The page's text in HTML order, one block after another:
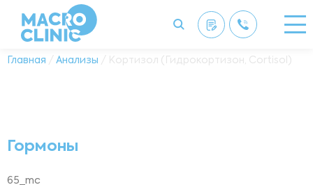
Главная / Анализы / Кортизол (Гидрокортизон, Cortisol)
Гормоны
65_mc